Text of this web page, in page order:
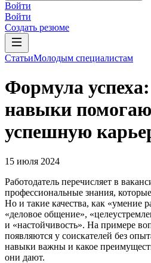
Войти
Войти
Создать резюме
СтатьиМолодым специалистам
Формула
навыки
успешную
15 июля 2024
Работодатель перечисляет в
профессиональные знания,
Но и такие качества, как «умение
«деловое общение»,
и «настойчивость». На примере
появляются у соискателей без
навыки важны и какое
они дают.